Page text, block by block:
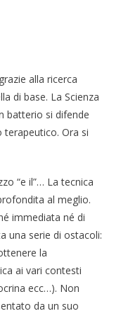
alla ricerca
di base. La Scienza
batterio si difende
terapeutico. Ora si
“e il”… La tecnica
al meglio.
immediata né di
una serie di ostacoli:
la
ai vari contesti
ecc…). Non
da un suo